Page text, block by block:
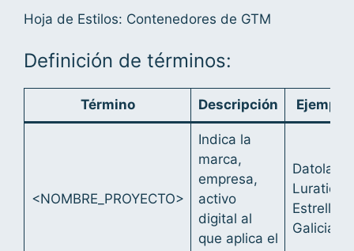
Hoja de Estilos: Contenedores de GTM
Definición de términos:
Término Descripción Ejemplo
<NOMBRE_PROYECTO>
Indica la
marca,
empresa,
activo
digital al
que aplica el
Datola
Luratic
Estrella
Galicia